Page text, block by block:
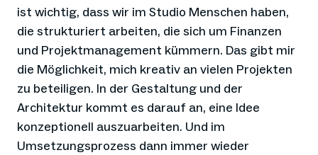
ist wichtig, dass wir im Studio Menschen haben,
die strukturiert arbeiten, die sich um Finanzen
und Projektmanagement kümmern. Das gibt mir
die Möglichkeit, mich kreativ an vielen Projekten
zu beteiligen. In der Gestaltung und der
Architektur kommt es darauf an, eine Idee
konzeptionell auszuarbeiten. Und im
Umsetzungsprozess dann immer wieder